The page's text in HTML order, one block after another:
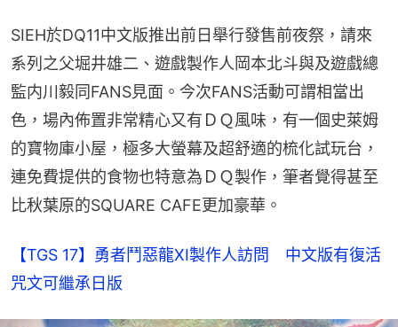
SIEH於DQ11中文版推出前日舉行發售前夜祭，請來
系列之父堀井雄二、遊戲製作人岡本北斗與及遊戲總
監内川毅同FANS見面。今次FANS活動可謂相當出
色，場內佈置非常精心又有ＤＱ風味，有一個史萊姆
的寶物庫小屋，極多大螢幕及超舒適的梳化試玩台，
連免費提供的食物也特意為ＤＱ製作，筆者覺得甚至
比秋葉原的SQUARE CAFE更加豪華。
【TGS 17】勇者鬥惡龍XI製作人訪問　中文版有復活
咒文可繼承日版